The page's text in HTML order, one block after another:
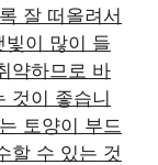
잘 떠올려서
빛이 많이 들
약하므로 바
것이 좋습니
토양이 부드
할 수 있는 것